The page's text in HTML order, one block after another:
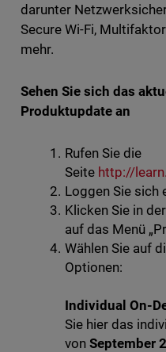
darunter
Secure Wi-Fi,
mehr.
Sehen Sie sich das
Produktupdate an
Rufen Sie die
Seite http://
Loggen Sie sich
Klicken Sie in
auf das Menü
Wählen Sie auf
Optionen:
Individual On-
Sie hier das
von September